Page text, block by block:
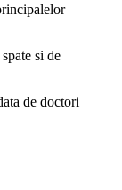
si de
de doctori